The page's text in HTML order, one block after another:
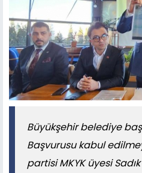
Büyükşehir belediye
Başvurusu kabul
partisi MKYK üyesi